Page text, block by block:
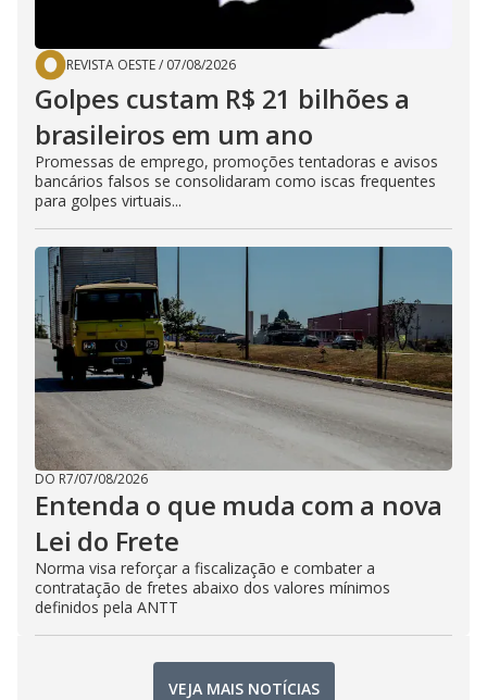
REVISTA OESTE/ 07/08/2026
Golpes custam R$ 21 bilhões a
brasileiros em um ano
Promessas de emprego, promoções tentadoras e avisos
bancários falsos se consolidaram como iscas frequentes
para golpes virtuais...
DO R7/07/08/2026
Entenda o que muda com a nova
Lei do Frete
Norma visa reforçar a fiscalização e combater a
contratação de fretes abaixo dos valores mínimos
definidos pela ANTT
VEJA MAIS NOTÍCIAS